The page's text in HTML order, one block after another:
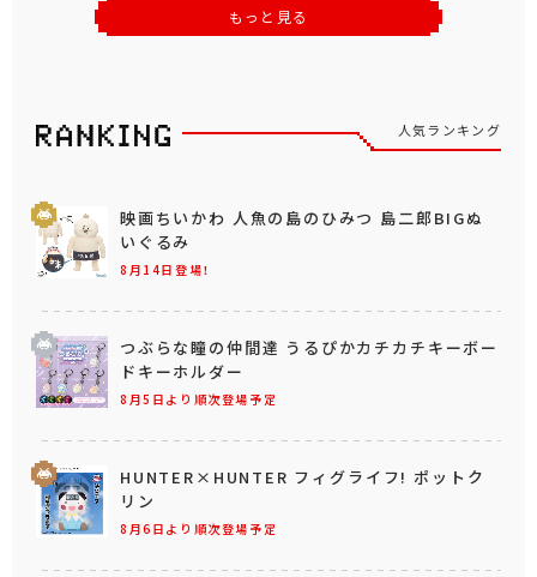
もっと見る
人気ランキング
8月14日登場！
映画ちいかわ 人魚の島のひみつ 島二郎BIGぬ
いぐるみ
8月5日より順次登場予定
つぶらな瞳の仲間達 うるぴかカチカチキーボー
ドキーホルダー
8月6日より順次登場予定
HUNTER×HUNTER フィグライフ! ポットク
リン